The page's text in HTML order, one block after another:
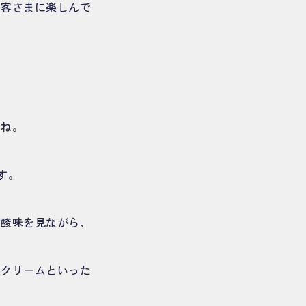
さまに楽しんで
。
味を見ながら、
リームといった